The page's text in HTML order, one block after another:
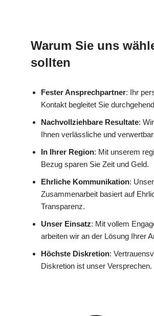
Warum Sie uns
sollten
Fester Ansprechpartner: Ihr
Kontakt begleitet Sie
Nachvollziehbare Resultate:
Ihnen verlässliche und
In Ihrer Region: Mit unserem
Bezug sparen Sie Zeit und Geld.
Ehrliche Kommunikation:
Zusammenarbeit basiert auf
Transparenz.
Unser Einsatz: Mit vollem
arbeiten wir an der Lösung Ihrer
Höchste Diskretion:
Diskretion ist unser Versprechen.